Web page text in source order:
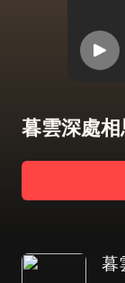
暮雲深處
暮